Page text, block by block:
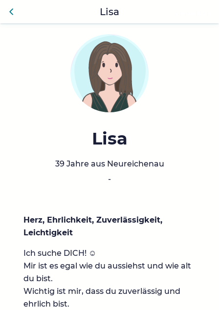
Zurü
Lisa
Lisa
39 Jahre aus Neureichenau
-
Herz, Ehrlichkeit, Zuverlässigkeit,
Leichtigkeit
Ich suche DICH! ☺️
Mir ist es egal wie du aussiehst und wie alt
du bist.
Wichtig ist mir, dass du zuverlässig und
ehrlich bist.